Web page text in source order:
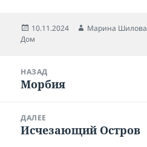
Опубликовано
10.11.2024 Автор
Марина Шилова
Дом
записям
НАЗАД
Предыдущая
Морбия
ДАЛЕЕ
Следующая
Исчезающий Остров